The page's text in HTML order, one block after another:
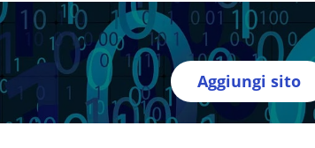
Aggiungi sito